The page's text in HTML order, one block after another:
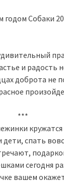
Собаки
и радость
доброта не
***
кружатся
спать
сегодня
вашем